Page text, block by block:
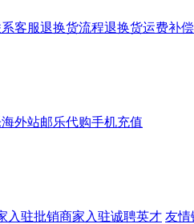
客服退换货流程退换货运费补
外站邮乐代购手机充值
入驻批销商家入驻诚聘英才 友情